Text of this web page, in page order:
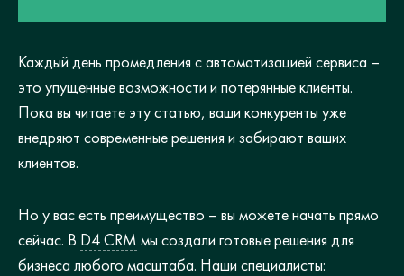
Каждый день промедления с автоматизацией сервиса –
это упущенные возможности и потерянные клиенты.
Пока вы читаете эту статью, ваши конкуренты уже
внедряют современные решения и забирают ваших
клиентов.
Но у вас есть преимущество – вы можете начать прямо
сейчас. В D4 CRM мы создали готовые решения для
бизнеса любого масштаба. Наши специалисты: